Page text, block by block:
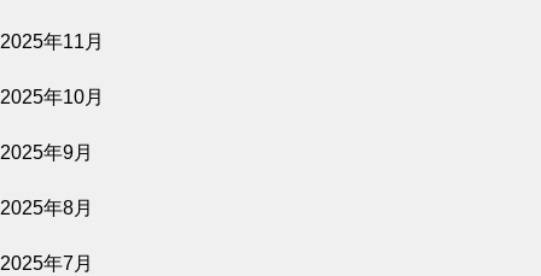
隣人たち
原爆資料館 語り継ぐものたち
2025年11月
2025年10月
2025年9月
2025年8月
2025年7月